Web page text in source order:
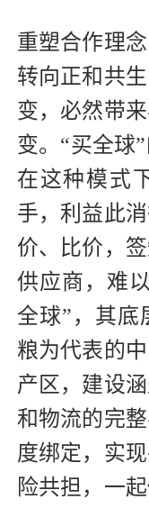
重塑合作理
转向正和共
变，必然带
变。“买全球
在这种模式
手，利益此
价、比价，
供应商，难
全球”，其底
粮为代表的
产区，建设
和物流的完
度绑定，实
险共担，一